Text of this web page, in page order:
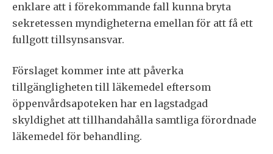
enklare att i förekommande fall kunna bryta
sekretessen myndigheterna emellan för att få ett
fullgott tillsynsansvar.
Förslaget kommer inte att påverka
tillgängligheten till läkemedel eftersom
öppenvårdsapoteken har en lagstadgad
skyldighet att tillhandahålla samtliga förordnade
läkemedel för behandling.